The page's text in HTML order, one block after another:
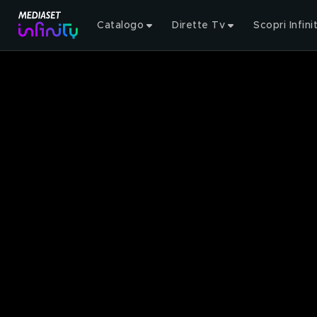
Catalogo Dirette Tv Scopri